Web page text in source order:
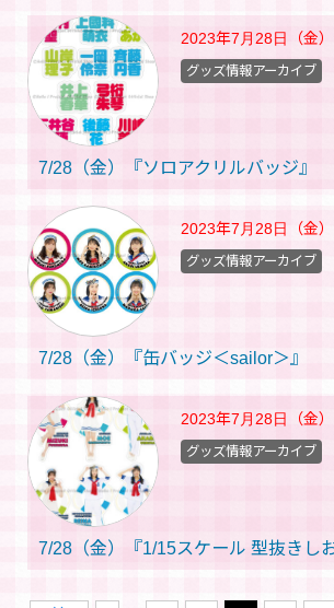
2023年7月28日（金）
7/28（金）『ソロアクリルバッジ』
グッズ情報アーカイブ
2023年7月28日（金）
7/28（金）『缶バッジ＜sailor＞』
グッズ情報アーカイブ
2023年7月28日（金）
7/28（金）『1/15スケール 型抜きしお
グッズ情報アーカイブ